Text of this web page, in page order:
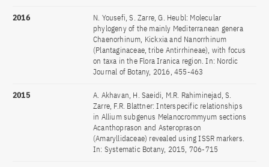
2016
N. Yousefi, S. Zarre, G. Heubl: Molecular
phylogeny of the mainly Mediterranean genera
Chaenorhinum, Kickxia and Nanorrhinum
(Plantaginaceae, tribe Antirrhineae), with focus
on taxa in the Flora Iranica region. In: Nordic
Journal of Botany, 2016, 455-463
2015
A. Akhavan, H. Saeidi, M.R. Rahiminejad, S.
Zarre, F.R. Blattner: Interspecific relationships
in Allium subgenus Melanocrommyum sections
Acanthoprason and Asteroprason
(Amaryllidaceae) revealed using ISSR markers.
In: Systematic Botany, 2015, 706-715